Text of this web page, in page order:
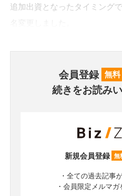
追加出資となったタイミング
会員登録 無料
続きをお読み
新規会員登録 無
・全ての過去記事
・会員限定メルマ